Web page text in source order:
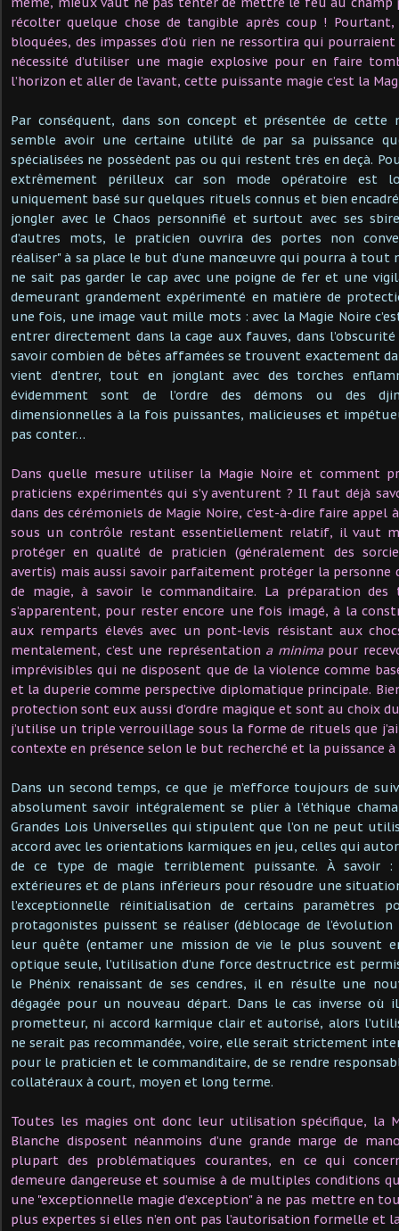
récolter quelque chose de tangible après coup !
bloquées, des impasses d’où rien ne ressortira qui
nécessité d’utiliser une magie explosive pour en faire
l’horizon et aller de l’avant, cette puissante magie c’est la
Par conséquent, dans son concept et présentée de cette
semble avoir une certaine utilité de par sa puissance
spécialisées ne possèdent pas ou qui restent très en deçà.
extrêmement périlleux car son mode opératoire est
uniquement basé sur quelques rituels connus et bien
jongler avec le Chaos personnifié et surtout avec ses
d’autres mots, le praticien ouvrira des portes non
réaliser" à sa place le but d’une manœuvre qui pourra à tout
ne sait pas garder le cap avec une poigne de fer et une
demeurant grandement expérimenté en matière de
une fois, une image vaut mille mots : avec la Magie Noire
entrer directement dans la cage aux fauves, dans
savoir combien de bêtes affamées se trouvent exactement
vient d’entrer, tout en jonglant avec des torches
évidemment sont de l’ordre des démons ou des
dimensionnelles à la fois puissantes, malicieuses et
pas conter…
Dans quelle mesure utiliser la Magie Noire et comment
praticiens expérimentés qui s’y aventurent ? Il faut déjà
dans des cérémoniels de Magie Noire, c’est-à-dire faire appel
sous un contrôle restant essentiellement relatif, il vaut
protéger en qualité de praticien (généralement des
avertis) mais aussi savoir parfaitement protéger la personne
de magie, à savoir le commanditaire. La préparation des
s’apparentent, pour rester encore une fois imagé, à la
aux remparts élevés avec un pont-levis résistant aux
mentalement, c’est une représentation a minimapour
imprévisibles qui ne disposent que de la violence comme
et la duperie comme perspective diplomatique principale.
protection sont eux aussi d’ordre magique et sont au choix
j’utilise un triple verrouillage sous la forme de rituels que j’ai
contexte en présence selon le but recherché et la puissance à
Dans un second temps, ce que je m’efforce toujours de
absolument savoir intégralement se plier à l’éthique
Grandes Lois Universelles qui stipulent que l’on ne peut
accord avec les orientations karmiques en jeu, celles qui
de ce type de magie terriblement puissante. À savoir :
extérieures et de plans inférieurs pour résoudre une
l’exceptionnelle réinitialisation de certains paramètres
protagonistes puissent se réaliser (déblocage de
leur quête (entamer une mission de vie le plus souvent
optique seule, l’utilisation d’une force destructrice est
le Phénix renaissant de ses cendres, il en résulte une
dégagée pour un nouveau départ. Dans le cas inverse où
prometteur, ni accord karmique clair et autorisé, alors
ne serait pas recommandée, voire, elle serait strictement
pour le praticien et le commanditaire, de se rendre
collatéraux à court, moyen et long terme.
Toutes les magies ont donc leur utilisation spécifique, la
Blanche disposent néanmoins d’une grande marge de
plupart des problématiques courantes, en ce qui
demeure dangereuse et soumise à de multiples conditions
une "exceptionnelle magie d’exception" à ne pas mettre en
plus expertes si elles n’en ont pas l’autorisation formelle et